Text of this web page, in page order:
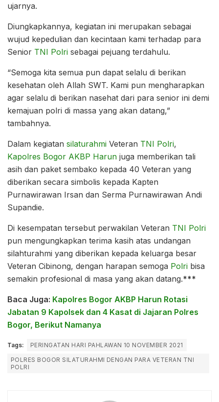
ujarnya.
Diungkapkannya, kegiatan ini merupakan sebagai
wujud kepedulian dan kecintaan kami terhadap para
Senior TNI Polri sebagai pejuang terdahulu.
“Semoga kita semua pun dapat selalu di berikan
kesehatan oleh Allah SWT. Kami pun mengharapkan
agar selalu di berikan nasehat dari para senior ini demi
kemajuan polri di massa yang akan datang,”
tambahnya.
Dalam kegiatan silaturahmi Veteran TNI Polri,
Kapolres Bogor AKBP Harun juga memberikan tali
asih dan paket sembako kepada 40 Veteran yang
diberikan secara simbolis kepada Kapten
Purnawirawan Irsan dan Serma Purnawirawan Andi
Supandie.
Di kesempatan tersebut perwakilan Veteran TNI Polri
pun mengungkapkan terima kasih atas undangan
silahturahmi yang diberikan kepada keluarga besar
Veteran Cibinong, dengan harapan semoga Polri bisa
semakin profesional di masa yang akan datang.***
Baca Juga: Kapolres Bogor AKBP Harun Rotasi
Jabatan 9 Kapolsek dan 4 Kasat di Jajaran Polres
Bogor, Berikut Namanya
Tags:
PERINGATAN HARI PAHLAWAN 10 NOVEMBER 2021
POLRES BOGOR SILATURAHMI DENGAN PARA VETERAN TNI
POLRI